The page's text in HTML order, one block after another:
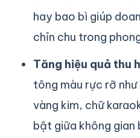
hay bao bì giúp
chỉn chu trong
Tăng hiệu quả thu
tông màu rực rỡ
vàng kim, chữ
bật giữa không